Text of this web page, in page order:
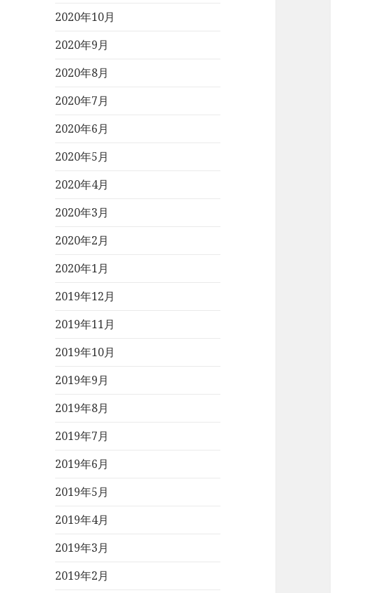
2020年10月
2020年9月
2020年8月
2020年7月
2020年6月
2020年5月
2020年4月
2020年3月
2020年2月
2020年1月
2019年12月
2019年11月
2019年10月
2019年9月
2019年8月
2019年7月
2019年6月
2019年5月
2019年4月
2019年3月
2019年2月